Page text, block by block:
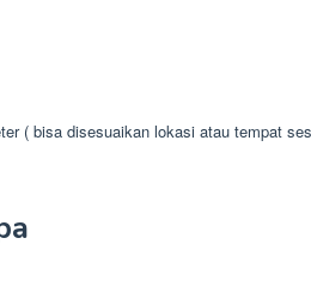
( bisa disesuaikan lokasi atau tempat